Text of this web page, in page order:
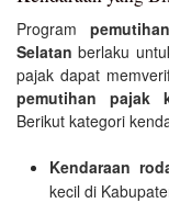
Program
Selatan berlaku
pajak dapat
pemutihan pajak
Berikut kategori
Kendaraan
kecil di